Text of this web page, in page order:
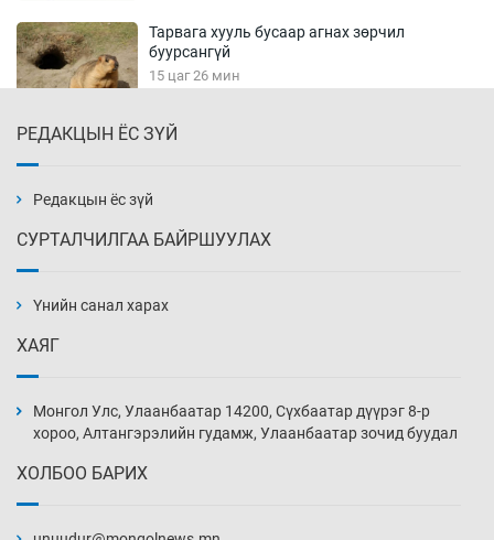
Тарвага хууль бусаар агнах зөрчил
буурсангүй
15 цаг 26 мин
15 цаг 56 мин
16 цаг 26 мин
16 цаг 56 мин
хэмжээг шинэчлэн тогтоох нь
РЕДАКЦЫН ЁС ЗҮЙ
Редакцын ёс зүй
СУРТАЛЧИЛГАА БАЙРШУУЛАХ
Үнийн санал харах
ХАЯГ
Монгол Улс, Улаанбаатар 14200, Сүхбаатар дүүрэг 8-р
хороо, Алтангэрэлийн гудамж, Улаанбаатар зочид буудал
ХОЛБОО БАРИХ